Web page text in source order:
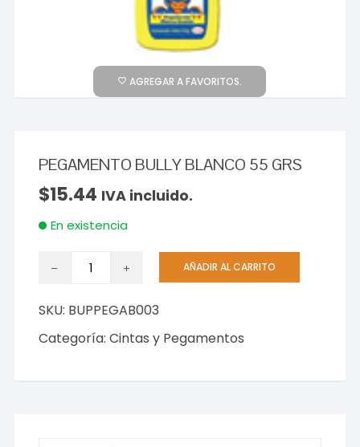
AGREGAR A FAVORITOS.
PEGAMENTO BULLY BLANCO 55 GRS
$15.44 IVA incluido.
En existencia
PEGAMENTO
55
GRS
AÑADIR AL CARRITO
SKU: BUPPEGAB003
Categoría:Cintas y Pegamentos